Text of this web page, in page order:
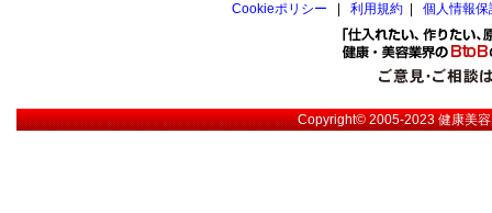
Cookieポリシー
利用規約 個人情報
Copyright© 2005-2023健康美